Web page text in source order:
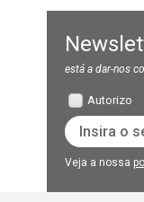
está a dar-nos
Autorizo
Veja a nossa